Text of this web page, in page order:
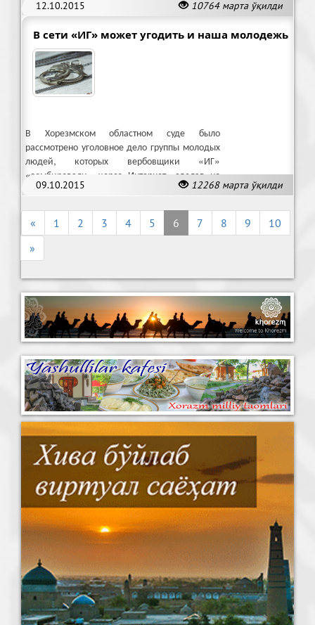
12.10.2015 10764 марта ўқилди
айбланди. Бу ҳақда “Ҳуқуқ” нашри ёзмоқда.
В сети «ИГ» может угодить и наша молодежь
09.10.2015 12268 марта ўқилди
В Хорезмском областном суде было
рассмотрено уголовное дело группы молодых
людей, которых вербовщики «ИГ»
«зомбировали» через Интернет, сделав из
них убежденных экстремистов.
« 1 2 3 4 5 6 7 8 9
10
»